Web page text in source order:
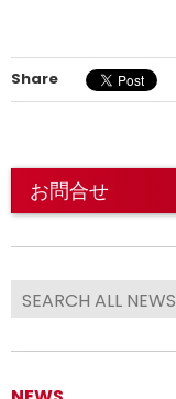
Share
お問合せ